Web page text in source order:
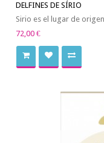
DELFINES DE SÍRIO
Sirio es el lugar de
72,00 €